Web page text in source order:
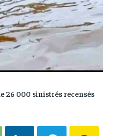
26 000 sinistrés recensés